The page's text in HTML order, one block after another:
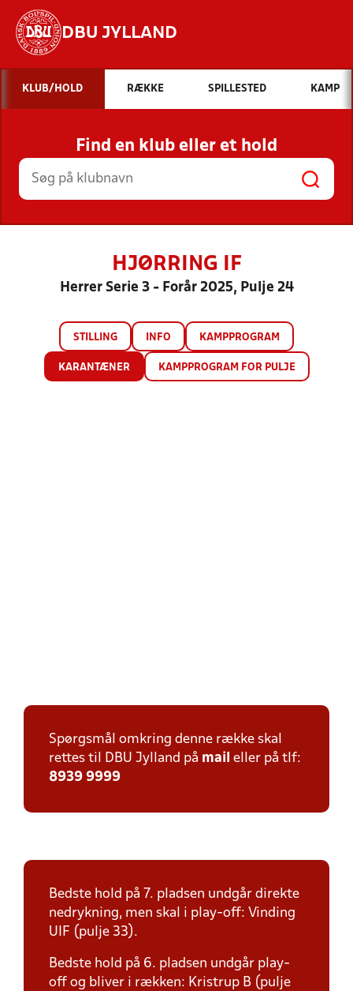
DBU JYLLAND
Hvad vil du søge efter?
INDHOLD OG NYHEDER
STILLINGER, RESULTATER, KLUBBER OG
HOLD
KLUB/HOLD RÆKKE SPILLESTED KAMP
Find en klub eller et hold
HJØRRING IF
Herrer Serie 3 - Forår 2025, Pulje 24
STILLING INFO KAMPPROGRAM
KARANTÆNER KAMPPROGRAM FOR PULJE
Spørgsmål omkring denne række skal
rettes til DBU Jylland på mail eller på tlf:
8939 9999
Bedste hold på 7. pladsen undgår direkte
nedrykning, men skal i play-off: Vinding
UIF (pulje 33).
Bedste hold på 6. pladsen undgår play-
off og bliver i rækken: Kristrup B (pulje